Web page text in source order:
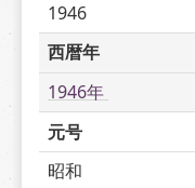
1946
西暦年
1946年
元号
昭和